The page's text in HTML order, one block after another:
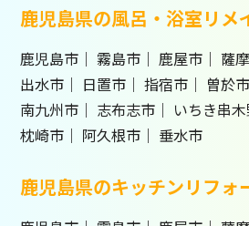
鹿児島県の風呂・浴室リメ
鹿児島市 霧島市 鹿屋市 薩
出水市
日置市 指宿市 曽於市
南九州市
志布志市 いちき串
枕崎市
阿久根市 垂水市
鹿児島県のキッチンリフォ